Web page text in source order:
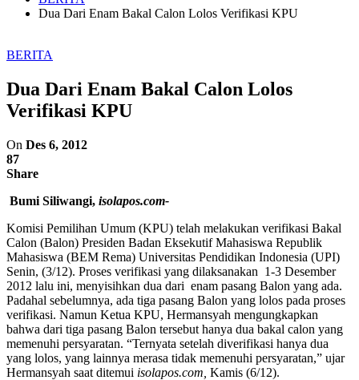
Dua Dari Enam Bakal Calon Lolos Verifikasi KPU
BERITA
Dua Dari Enam Bakal Calon Lolos
Verifikasi KPU
On Des 6, 2012
87
Share
Bumi Siliwangi, isolapos.com-
Komisi Pemilihan Umum (KPU) telah melakukan verifikasi Bakal
Calon (Balon) Presiden Badan Eksekutif Mahasiswa Republik
Mahasiswa (BEM Rema) Universitas Pendidikan Indonesia (UPI)
Senin, (3/12). Proses verifikasi yang dilaksanakan 1-3 Desember
2012 lalu ini, menyisihkan dua dari enam pasang Balon yang ada.
Padahal sebelumnya, ada tiga pasang Balon yang lolos pada proses
verifikasi. Namun Ketua KPU, Hermansyah mengungkapkan
bahwa dari tiga pasang Balon tersebut hanya dua bakal calon yang
memenuhi persyaratan. “Ternyata setelah diverifikasi hanya dua
yang lolos, yang lainnya merasa tidak memenuhi persyaratan,” ujar
Hermansyah saat ditemui isolapos.com, Kamis (6/12).